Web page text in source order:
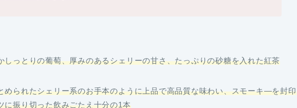
しっとりの葡萄、厚みのあるシェリーの甘さ、たっぷりの砂糖を入れた紅茶
められたシェリー系のお手本のように上品で高品質な味わい、スモーキ―を封印
に振り切った飲みごたえ十分の1本